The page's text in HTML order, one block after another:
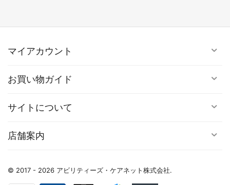
マイアカウント
お買い物ガイド
サイトについて
店舗案内
© 2017 - 2026 アビリティーズ・ケアネット株式会社.